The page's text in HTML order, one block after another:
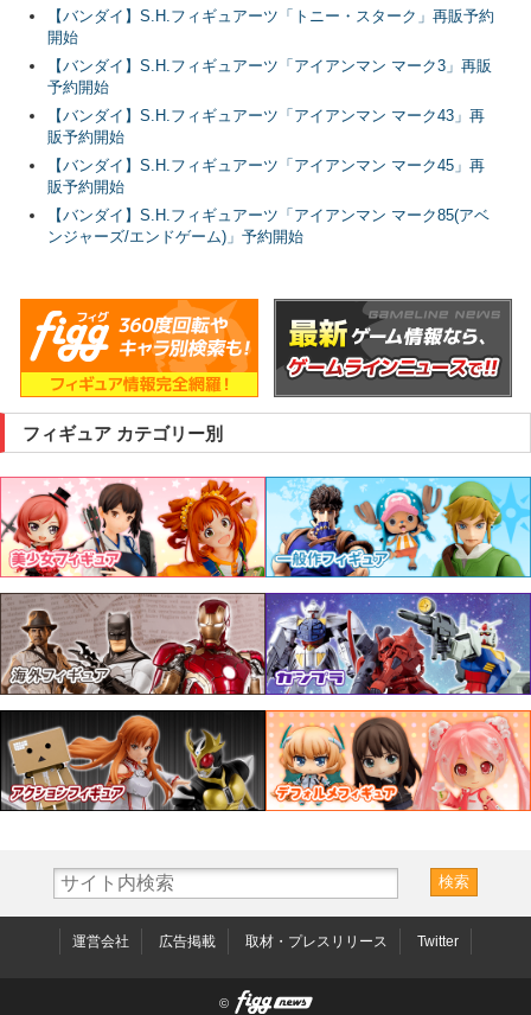
【バンダイ】S.H.フィギュアーツ「トニー・スターク」再販予約
開始
【バンダイ】S.H.フィギュアーツ「アイアンマン マーク3」再販
予約開始
【バンダイ】S.H.フィギュアーツ「アイアンマン マーク43」再
販予約開始
【バンダイ】S.H.フィギュアーツ「アイアンマン マーク45」再
販予約開始
【バンダイ】S.H.フィギュアーツ「アイアンマン マーク85(アベ
ンジャーズ/エンドゲーム)」予約開始
フィギュア カテゴリー別
運営会社 広告掲載 取材・プレスリリース Twitter
©